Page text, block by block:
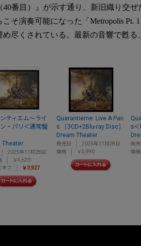
40番目）』が示す通り、新旧織り交ぜ
そ演奏可能になった「Metropolis Pt. 1
め尽くされている。最新の音響で甦る
ティエム～ライ
・パリ＜通常盤
Theater
2025年11月28日
￥4,620
オフ
￥3,927
Quarantieme: Live A Pari
s ［3CD+2Blu-ray Disc］
Dream Theater
発売日
2025年11月28日
価格
￥5,990
s
発売
価格